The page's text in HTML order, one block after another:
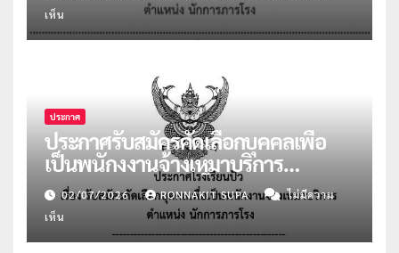
เห็น
ประกาศ
ประกาศรับสมัครคัดเลือกบุคคลเพื่อ
เป็นพนักงงานจ้างเหมาบริการ
ตำแหน่งนักการภารโรง
02/07/2026 RONNAKIT SUPA
ไม่มีความ
เห็น